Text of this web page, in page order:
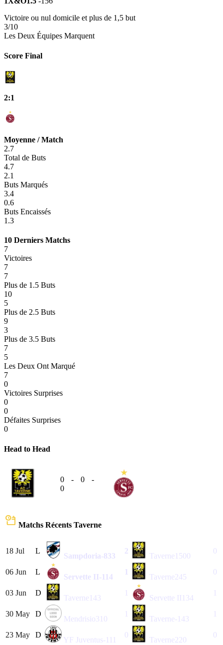
Victoire ou nul domicile et plus de 1,5 but
3/10
Les Deux Équipes Marquent
Score Final
2:1
Moyenne / Match
2.7
Total de Buts
4.7
2.1
Buts Marqués
3.4
0.6
Buts Encaissés
1.3
10 Derniers Matchs
7
Victoires
7
7
Plus de 1.5 Buts
10
5
Plus de 2.5 Buts
9
3
Plus de 3.5 Buts
7
5
Les Deux Ont Marqué
7
0
Victoires Surprises
0
0
Défaites Surprises
0
Head to Head
0 - 0
-
0
Matchs Récents Taverne
18 Jul L
Sampdoria-833
2
Taverne 1500
0
06 Jun L
Servette II -114
1
Taverne245
0
03 Jun D
Taverne 143 Servette II 134
30 May D
Mendrisio 310 Taverne-143
23 May D
YF Juventus-111
0
Taverne220
0